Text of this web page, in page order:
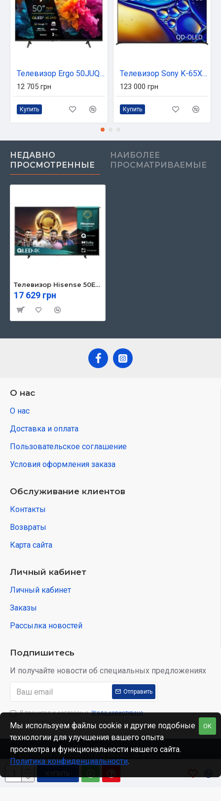
КУПИТЬ
Телевизор Ergo 50JUQ7500
12 705 грн
Купить
Телевизор Sony K-65XR80M2
123 000 грн
Купить
НЕДАВНО
ПРОСМОТРЕННЫЕ
НАИБОЛЕЕ
ПРОСМАТРИВАЕМЫЕ
Телевизор Hisense 50E7Q
17 629 грн
О нас
О нас
Доставка и оплата
Пользовательское соглашение
Условия оформления заказа
Обслуживание клиентов
Контакты
Возвраты
Карта сайта
Личный кабинет
Личный кабинет
Заказы
Рассылка новостей
Подпишитесь
И получайте новости об специальных предложениях
Отправить
Я прочитал и согласен с Угода користувача
© Интернет-магазин www.skidka.ua, 2012-2025.
OK
Мы используем файлы cookie и другие подобные
технологии для улучшения вашего опыта
просмотра и функциональности нашего сайта.
Политика конфиденциальности.